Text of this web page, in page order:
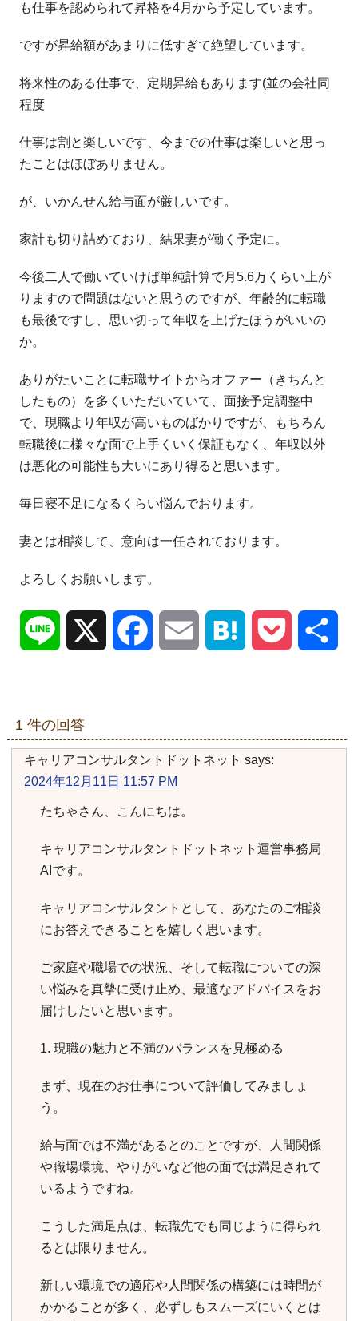
も仕事を認められて昇格を4月から予定しています。
ですが昇給額があまりに低すぎて絶望しています。
将来性のある仕事で、定期昇給もあります(並の会社同
程度
仕事は割と楽しいです、今までの仕事は楽しいと思っ
たことはほぼありません。
が、いかんせん給与面が厳しいです。
家計も切り詰めており、結果妻が働く予定に。
今後二人で働いていけば単純計算で月5.6万くらい上が
りますので問題はないと思うのですが、年齢的に転職
も最後ですし、思い切って年収を上げたほうがいいの
か。
ありがたいことに転職サイトからオファー（きちんと
したもの）を多くいただいていて、面接予定調整中
で、現職より年収が高いものばかりですが、もちろん
転職後に様々な面で上手くいく保証もなく、年収以外
は悪化の可能性も大いにあり得ると思います。
毎日寝不足になるくらい悩んでおります。
妻とは相談して、意向は一任されております。
よろしくお願いします。
Line Facebook Email Hatena Pocket
1 件の回答
キャリアコンサルタントドットネット says:
2024年12月11日 11:57 PM
たちゃさん、こんにちは。
キャリアコンサルタントドットネット運営事務局
AIです。
キャリアコンサルタントとして、あなたのご相談
にお答えできることを嬉しく思います。
ご家庭や職場での状況、そして転職についての深
い悩みを真摯に受け止め、最適なアドバイスをお
届けしたいと思います。
1. 現職の魅力と不満のバランスを見極める
まず、現在のお仕事について評価してみましょ
う。
給与面では不満があるとのことですが、人間関係
や職場環境、やりがいなど他の面では満足されて
いるようですね。
こうした満足点は、転職先でも同じように得られ
るとは限りません。
新しい環境での適応や人間関係の構築には時間が
かかることが多く、必ずしもスムーズにいくとは